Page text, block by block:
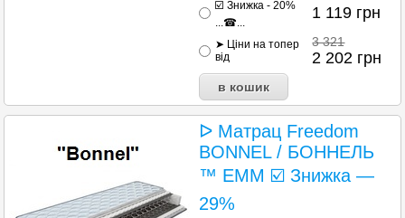
☑️ Знижка - 20%
...☎...
1 119 грн
➤ Ціни на топер
від
3 321
2 202 грн
ᐅ Матрац Freedom
BONNEL / БОННЕЛЬ
™ ЕММ ☑️ Знижка —
29%